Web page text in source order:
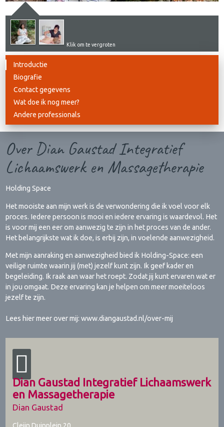
Klik om te vergroten
Introductie
Biografie
Contact gegevens
Wat doe ik nog meer?
Andere professionals
Over Dian Gaustad Integratief
Lichaamswerk en Massagetherapie
Holding Space
Het mooiste aan mijn werk is de verwondering die ik voel voor elk
proces. Iedere persoon is mooi en iedere ervaring is waardevol. Het
is voor mij een eer om aanwezig te zijn in het proces van de ander.
Het belangrijkste wat ik doe, is erbij zijn, in voelende aanwezigheid.
Met mijn aanraking en aanwezigheid bied ik Holding-Space: een
veilige ruimte waarin jij (met) jezelf kunt zijn. Ik geef kader en
begeleiding. Ik raak aan waar het roept. Zodat jij kunt ervaren wat er
in jou omgaat. Deze ervaring kan je helpen om meer moeiteloos
jezelf te zijn.
Lees hier meer over mij: www.diangaustad.nl/over-mij
Dian Gaustad Integratief Lichaamswerk
en Massagetherapie
Dian Gaustad